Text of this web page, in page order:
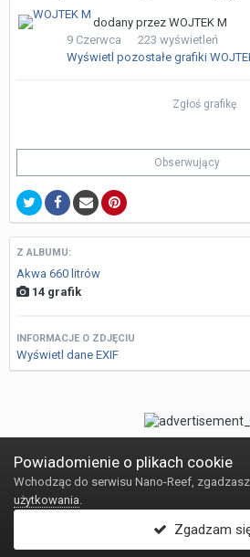
dodany przez WOJTEK M
9 Czerwca
223 wyświetleń
Wyświetl pozostałe grafiki
Zgłoś grafikę
Obserwujący
Z ALBUMU:
Akwa 660 litrów
14 grafik
INFORMACJE O ZDJĘCIU
Wyświetl dane EXIF
Internetowy sklep
Powiadomienie o plikach cookie
Wchodząc do serwisu Nano-Reef,
użytkowania.
Zgadzam